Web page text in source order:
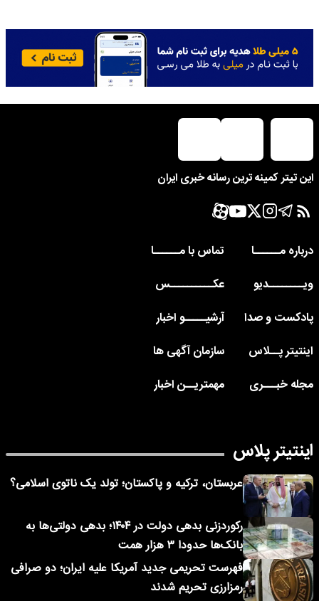
این تیتر کمینه ترین رسانه خبری ایران
درباره مــــــا
تماس با مــــــا
ویــــــــدیو
عکــــــــــس
پادکست و صدا
آرشیـــــو اخبار
اینتیتر پــلاس
سازمان آگهی ها
مجله خبـــری
مهمتریــن اخبار
اینتیتر پلاس
عربستان، ترکیه و پاکستان؛ تولد یک ناتوی اسلامی؟
رکوردزنی بدهی دولت در ۱۴۰۴؛ بدهی دولتی‌ها به
بانک‌ها حدودا ۳ هزار همت
فهرست تحریمی جدید آمریکا علیه ایران؛ دو صرافی
رمزارزی تحریم شدند